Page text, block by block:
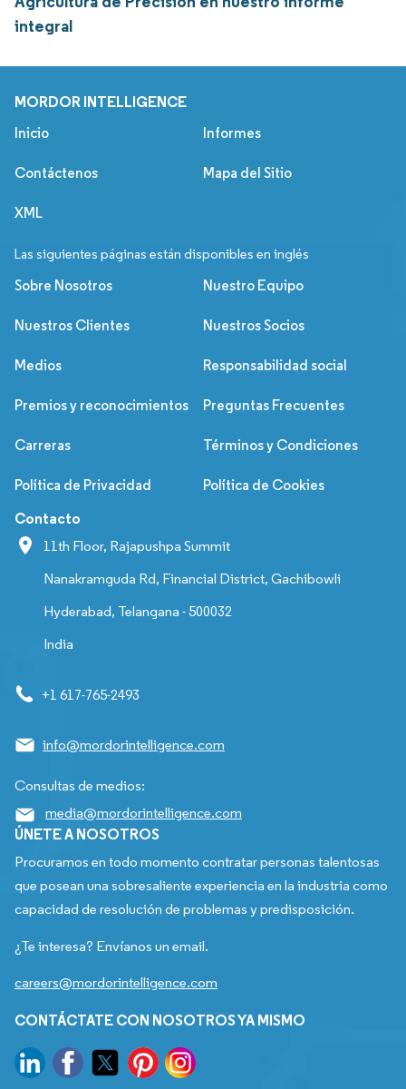
integral
MORDOR INTELLIGENCE
Inicio Informes
Contáctenos Mapa del Sitio
XML
Las siguientes páginas están disponibles en inglés
Sobre Nosotros Nuestro Equipo
Nuestros Clientes Nuestros Socios
Medios Responsabilidad social
Premios y reconocimientos Preguntas Frecuentes
Carreras Términos y Condiciones
Política de Privacidad Política de Cookies
Contacto
11th Floor, Rajapushpa Summit
Nanakramguda Rd, Financial District, Gachibowli
Hyderabad, Telangana - 500032
India
+1 617-765-2493
info@mordorintelligence.com
Consultas de medios:
media@mordorintelligence.com
ÚNETE A NOSOTROS
Procuramos en todo momento contratar personas talentosas
que posean una sobresaliente experiencia en la industria como
capacidad de resolución de problemas y predisposición.
¿Te interesa? Envíanos un email.
careers@mordorintelligence.com
CONTÁCTATE CON NOSOTROS YA MISMO